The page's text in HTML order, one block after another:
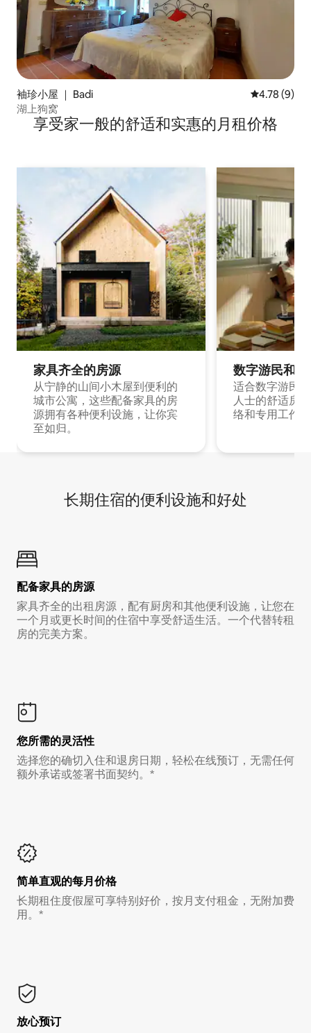
袖珍小屋 ｜ Badi 平均评分
4.78 (9)
湖上狗窝
享受家一般的舒适和实惠的月租价格
家具齐全的房源
从宁静的山间小木屋到便利的
城市公寓，这些配备家具的房
源拥有各种便利设施，让你宾
至如归。
数字游民和
适合数字游民
人士的舒适房
络和专用工作
长期住宿的便利设施和好处
配备家具的房源
家具齐全的出租房源，配有厨房和其他便利设施，让您在
一个月或更长时间的住宿中享受舒适生活。一个代替转租
房的完美方案。
您所需的灵活性
选择您的确切入住和退房日期，轻松在线预订，无需任何
额外承诺或签署书面契约。*
简单直观的每月价格
长期租住度假屋可享特别好价，按月支付租金，无附加费
用。*
放心预订